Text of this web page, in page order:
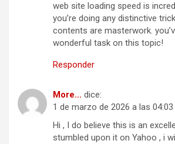
web site loading speed is
you’re doing any distinctive
contents are masterwork.
wonderful task on this topic!
Responder
More... dice:
1 de marzo de 2026 a las 04:03
Hi , I do believe this is an
stumbled upon it on Yahoo , i